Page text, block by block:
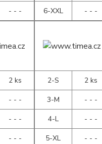
- - -
6-XXL
- - -
2 ks
- - -
- - -
- - -
2-S
2 ks
3-M
- - -
4-L
- - -
5-XL
- - -